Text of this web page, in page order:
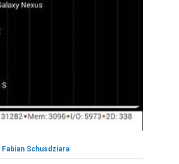
Fabian Schusdziara